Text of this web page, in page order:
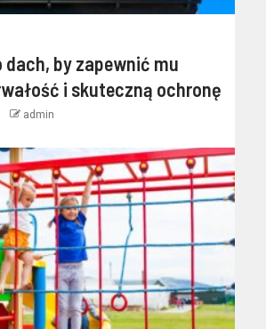
dach, by zapewnić mu
i skuteczną ochronę
admin